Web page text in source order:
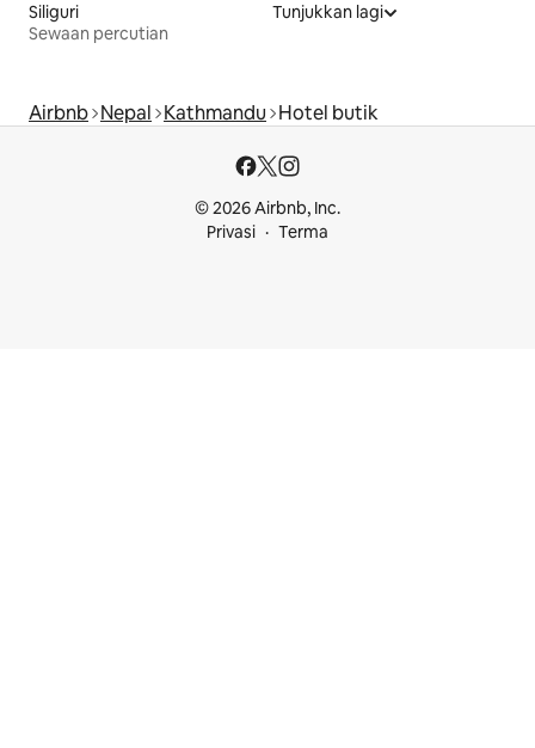
Siliguri
Sewaan percutian
Tunjukkan lagi
Airbnb Nepal Kathmandu Hotel butik
© 2026 Airbnb, Inc.
Privasi
Terma